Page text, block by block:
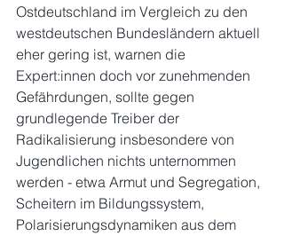
Ostdeutschland im Vergleich zu den
westdeutschen Bundesländern aktuell
eher gering ist, warnen die
Expert:innen doch vor zunehmenden
Gefährdungen, sollte gegen
grundlegende Treiber der
Radikalisierung insbesondere von
Jugendlichen nichts unternommen
werden - etwa Armut und Segregation,
Scheitern im Bildungssystem,
Polarisierungsdynamiken aus dem